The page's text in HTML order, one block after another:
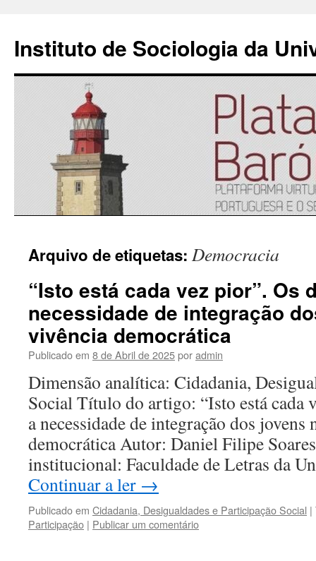
Instituto de Sociologia da
para
conteúdo
Arquivo de etiquetas: Democracia
“Isto está cada vez pior”. Os
necessidade de integração
vivência democrática
Publicado em 8 de Abril de 2025poradmin
Dimensão analítica: Cidadania,
Social Título do artigo: “Isto está cada
a necessidade de integração dos jovens
democrática Autor: Daniel Filipe
institucional: Faculdade de Letras da
Continuar a ler →
Publicado em Cidadania, Desigualdades e Participação Social |
Participação | Publicar um comentário